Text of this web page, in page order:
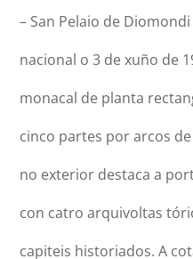
– San Pelaio de
nacional o 3 de xuño de
monacal de planta
cinco partes por arcos
no exterior destaca a
con catro arquivoltas
capiteis historiados. A